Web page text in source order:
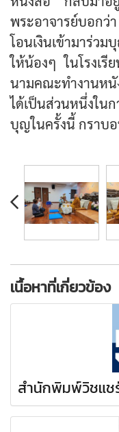
พระอาจารย์บอกว่
โอนเงินเข้ามาร่วม
ให้น้องๆ ในโรงเรี
นามคณะทำงานหนั
ได้เป็นส่วนหนึ่งใน
บุญในครั้งนี้ กราบ
เนื้อหาที่เกี่ยวข้อง
สำนักพิมพ์วิชแช